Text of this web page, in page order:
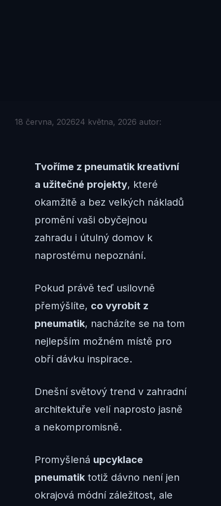
18 června, 202624 května, 2026 autor:
Tvoříme z pneumatik kreativní
a užitečné projekty, které
okamžitě a bez velkých nákladů
promění vaši obyčejnou
zahradu i útulný domov k
naprostému nepoznání.
Pokud právě teď usilovně
přemýšlíte, co vyrobit z
pneumatik, nacházíte se na tom
nejlepším možném místě pro
obří dávku inspirace.
Dnešní světový trend v zahradní
architektuře velí naprosto jasně
a nekompromisně.
Promyšlená upcyklace
pneumatik totiž dávno není jen
okrajová módní záležitost, ale